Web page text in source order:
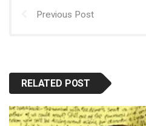
Previous Post
RELATED POST